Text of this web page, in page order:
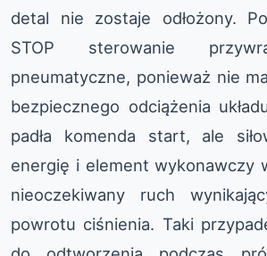
detal nie zostaje odłożony.
STOP sterowanie
pneumatyczne, ponieważ nie
bezpiecznego odciążenia
padła komenda start, ale
energię i element wykonawczy
nieoczekiwany ruch
powrotu ciśnienia. Taki